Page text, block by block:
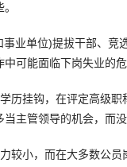
单位)提拔干部、竞
可能面临下岗失业的
挂钩，在评定高级职
主管领导的机会，而
小，而在大多数公员